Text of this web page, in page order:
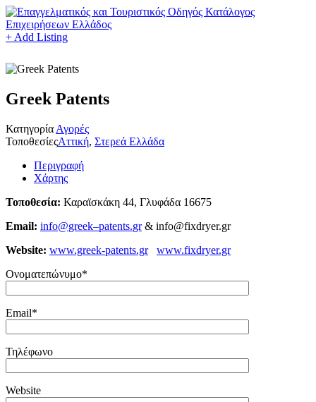
+ Add Listing
Greek Patents
Κατηγορία Αγορές
ΤοποθεσίεςΑττική, Στερεά Ελλάδα
Περιγραφή
Χάρτης
Τοποθεσία: Καραϊσκάκη 44, Γλυφάδα 16675
Email: info@greek–patents.gr& info@fixdryer.gr
Website: www.greek-patents.gr
www.fixdryer.gr
Ονοματεπώνυμο*
Email*
Τηλέφωνο
Website